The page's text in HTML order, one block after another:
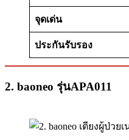
จุดเด่น
ประกันรับรอง
2. baoneo รุ่นAPA011